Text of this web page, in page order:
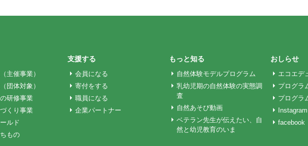
主催事業）
団体対象）
研修事業
くり事業
ルド
もの
支援する
会員になる
寄付をする
職員になる
企業パートナー
もっと知る
自然体験モデルプログラム
乳幼児期の自然体験の実態調
査
自然あそび動画
ベテラン先生が伝えたい、自
然と幼児教育のいま
おしらせ
エコエデ
プログラ
プログラ
Instagram
facebook